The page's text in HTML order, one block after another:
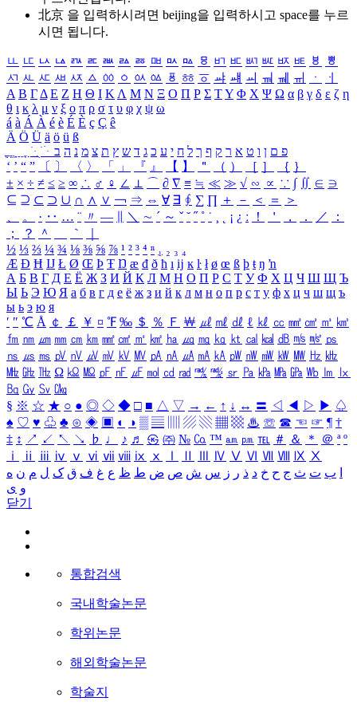
北京 을 입력하시려면 beijing을 입력하시고 space를 누르
시면 됩니다.
ㅥ ㅦ ㅧ ㅨ ㅩ ㅪ ㅫ ㅬ ㅭ ㅮ ㅯ ㅰ ㅱ ㅲ ㅳ ㅴ ㅵ ㅶ ㅷ ㅸ
ㅹ
ㅺ ㅻ ㅼ ㅽ ㅾ ㅿ ㆀ ㆁ ㆂ ㆃ ㆄ ㆅ ㆆ ㆇ ㆈ ㆉ ㆊ ㆋ ㆌ ㆍ
ㆎ
Α Β ΓΔ Ε Ζ Η Θ Ι ΚΛ Μ Ν Ξ Ο Π Ρ Σ ΤΥ Φ Χ Ψ Ω α β γ δ ε ζ η
θ ι κ λ μ ν ξ ο π ρ σ τ υ φ χ ψ ω
á à Á À é è É È ç Ç ê
Ä Ö Ü ä ö ü ß
ִֶֹ ֻּ ׁׂ פ ם ן ו ט א ר ק ף ך ל ח י ע כ ג ד ש ץ ת צ מ נ ה ב
‘ ’ “ ” 〔 〕 〈 〉 「 」 『 』 【 】 ＂ （ ） ［ ］ ｛ ｝
± × ÷ ≠ ≤ ≥ ∞ ∴ ♂ ♀ ∠ ⊥ ⌒ ∂ ∇ ≡ ≒ ≪ ≫ √ ∽ ∝ ∵ ∫ ∬ ∈ ∋
⊆ ⊇ ⊂ ⊃ ∪ ∩ ∧ ∨ ￢ ⇒ ⇔ ∀ ∃ ∮ ∑ ∏ ＋ － ＜ ＝
＞
、
。 · ‥ … ¨ 〃 ― ＼ ∼ ´ ～ ˇ ˘ ˝ ˚ ˙ ¸ ¡ ¿ ː ！ ＇ ， ． ／
：
；
？ ＾ ｀
½ ⅓ ⅔ ¼ ¾ ⅛ ⅜ ⅝ ⅞ ¹ ² ³ ⁴ ⁿ ₁ ₂ ₃ ₄
Æ Ð Ħ Ĳ Ł Ø Œ Þ Ŧ Ŋ æ đ ð ħ ı ĳ ĸ ŀ ł ø œ ß þ ŧ ŋ ŉ
А Б В Г Д Е Ё Ж З И Й К Л М Н О П Р С Т У Ф Х Ц Ч Ш Щ Ъ
Ы Ь Э Ю Я а б в г д е ё ж з и й к л м н о п р с т у ф х ц ч ш щ ъ
ы ь э ю я
′ ″ ℃ Å ￠ ￡ ￥ ¤ ℉ ‰ ＄ ％ Ｆ ￦ ㎕ ㎖ ㎗ ℓ ㎘ ㏄ ㎣ ㎤ ㎥ ㎦
㎙ ㎚ ㎛ ㎜ ㎝ ㎞ ㎟ ㎠ ㎡ ㎢ ㏊ ㎍ ㎎ ㎏ ㏏ ㎈ ㎉ ㏈ ㎧ ㎨ ㎰
㎱ ㎲ ㎳ ㎴ ㎵ ㎶ ㎷ ㎸ ㎹ ㎀ ㎁ ㎂ ㎃ ㎄ ㎺ ㎻ ㎽ ㎾ ㎿ ㎐ ㎑
㎒ ㎓ ㎔ Ω ㏀ ㏁ ㎊ ㎋ ㎌ ㏖ ㏅ ㎭ ㎮ ㎯ ㏛ ㎩ ㎪ ㎫ ㎬ ㏝ ㏐
㏓
㏃ ㏉ ㏜ ㏆
§ ※ ☆ ★ ○ ● ◎ ◇ ◆ □ ■ △ ▽ → ← ↑ ↓ ↔ 〓 ◁ ◀ ▷ ▶ ♤
♠ ♡ ♥ ♧ ♣ ⊙ ◈ ▣ ◐ ◑ ▒ ▤ ▨ ▧ ▦ ▩ ♨ ☏ ☎ ☜ ☞ ¶ †
‡ ↕ ↗ ↙ ↖ ↘ ♭ ♩ ♪ ♬ ㉿ ㈜ № ㏇ ™ ㏂ ㏘ ℡ ＃ ＆ ＊ ＠ ª º
ⅰ
ⅱ ⅲ ⅳ ⅴ ⅵ ⅶ ⅷ ⅸ ⅹ Ⅳ Ⅴ Ⅵ Ⅶ Ⅷ Ⅸ Ⅹ
ب ت ث ج ح خ د ذ ر ز س ش ص ض ط ظ ع غ ف ق ک ل م ن ه
و ی
닫기
통합검색
국내학술논문
학위논문
해외학술논문
학술지